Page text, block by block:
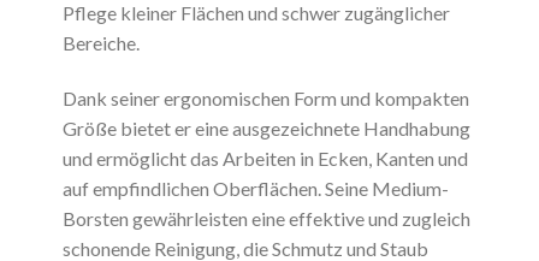
Pflege kleiner Flächen und schwer zugänglicher
Bereiche.
Dank seiner ergonomischen Form und kompakten
Größe bietet er eine ausgezeichnete Handhabung
und ermöglicht das Arbeiten in Ecken, Kanten und
auf empfindlichen Oberflächen. Seine Medium-
Borsten gewährleisten eine effektive und zugleich
schonende Reinigung, die Schmutz und Staub